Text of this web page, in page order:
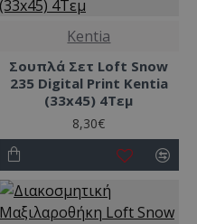
Kentia
Σουπλά Σετ Loft Snow
235 Digital Print Kentia
(33x45) 4Τεμ
8,30€